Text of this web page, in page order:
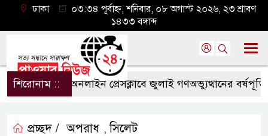
ঢাকা
০৩:৩৪ পূর্বাহ্ন, শনিবার, ০৮ অগাস্ট ২০২৬, ২৩ শ্রাবণ
১৪৩৩ বঙ্গাব্দ
শিরোনাম ::
সিলেট অনলাইন প্রেসক্লাবে জুলাই গণঅভ্যুত্থানের বর্ষপূর্তি ও
প্রচ্ছদ / অপরাধ ,সিলেট